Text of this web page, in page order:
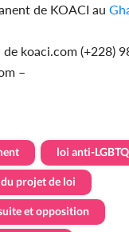
de KOACI au
koaci.com (+228)
–
loi anti-LGBTQ
projet de loi
et opposition